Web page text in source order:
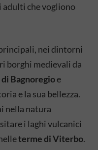
adulti che vogliono
nei dintorni
borghi medievali da
Bagnoregioe
e la sua bellezza.
nella natura
i laghi vulcanici
terme diViterbo.